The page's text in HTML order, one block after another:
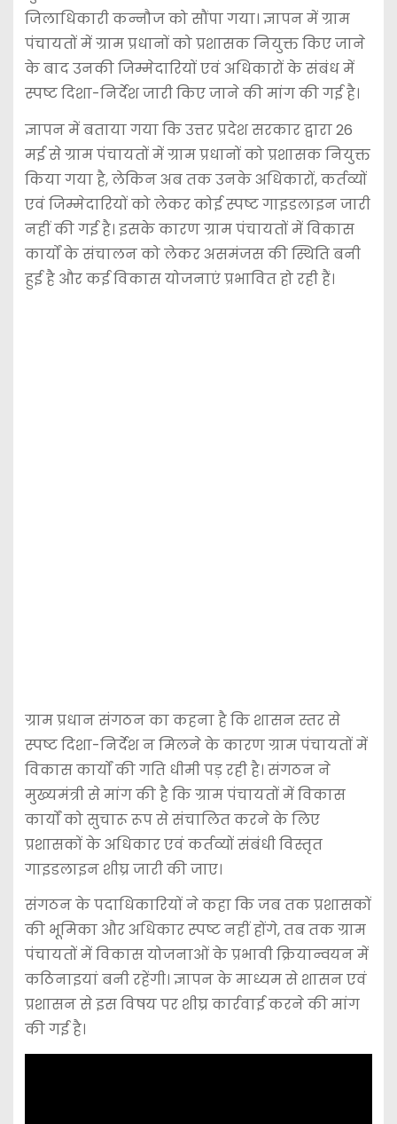
जिलाधिकारी कन्नौज को सौंपा गया। ज्ञापन में ग्राम
पंचायतों में ग्राम प्रधानों को प्रशासक नियुक्त किए जाने
के बाद उनकी जिम्मेदारियों एवं अधिकारों के संबंध में
स्पष्ट दिशा-निर्देश जारी किए जाने की मांग की गई है।
ज्ञापन में बताया गया कि उत्तर प्रदेश सरकार द्वारा 26
मई से ग्राम पंचायतों में ग्राम प्रधानों को प्रशासक नियुक्त
किया गया है, लेकिन अब तक उनके अधिकारों, कर्तव्यों
एवं जिम्मेदारियों को लेकर कोई स्पष्ट गाइडलाइन जारी
नहीं की गई है। इसके कारण ग्राम पंचायतों में विकास
कार्यों के संचालन को लेकर असमंजस की स्थिति बनी
हुई है और कई विकास योजनाएं प्रभावित हो रही हैं।
ग्राम प्रधान संगठन का कहना है कि शासन स्तर से
स्पष्ट दिशा-निर्देश न मिलने के कारण ग्राम पंचायतों में
विकास कार्यों की गति धीमी पड़ रही है। संगठन ने
मुख्यमंत्री से मांग की है कि ग्राम पंचायतों में विकास
कार्यों को सुचारू रूप से संचालित करने के लिए
प्रशासकों के अधिकार एवं कर्तव्यों संबंधी विस्तृत
गाइडलाइन शीघ्र जारी की जाए।
संगठन के पदाधिकारियों ने कहा कि जब तक प्रशासकों
की भूमिका और अधिकार स्पष्ट नहीं होंगे, तब तक ग्राम
पंचायतों में विकास योजनाओं के प्रभावी क्रियान्वयन में
कठिनाइयां बनी रहेंगी। ज्ञापन के माध्यम से शासन एवं
प्रशासन से इस विषय पर शीघ्र कार्रवाई करने की मांग
की गई है।